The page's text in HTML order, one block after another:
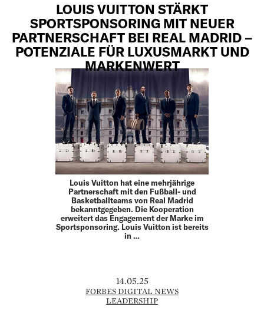
LOUIS VUITTON STÄRKT
SPORTSPONSORING MIT NEUER
PARTNERSCHAFT BEI REAL MADRID –
POTENZIALE FÜR LUXUSMARKT UND
MARKENWERT
Louis Vuitton hat eine mehrjährige
Partnerschaft mit den Fußball- und
Basketballteams von Real Madrid
bekanntgegeben. Die Kooperation
erweitert das Engagement der Marke im
Sportsponsoring. Louis Vuitton ist bereits
in …
14.05.25
FORBES DIGITAL NEWS
LEADERSHIP